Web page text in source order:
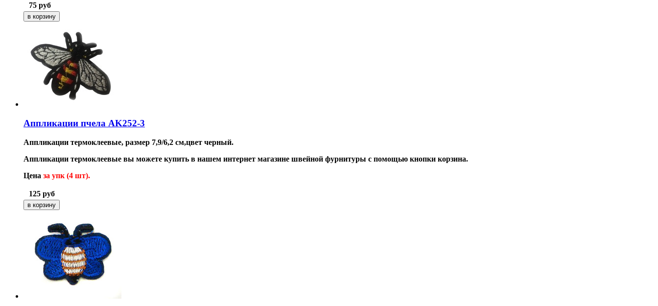
75 руб
Аппликации пчела AK252-3
Аппликации термоклеевые, размер 7,9/6,2 см,цвет черный.
Аппликации термоклеевые вы можете купить в нашем интернет магазине швейной фурнитуры с помощью кнопки корзина.
Цена за упк (4 шт).
125 руб